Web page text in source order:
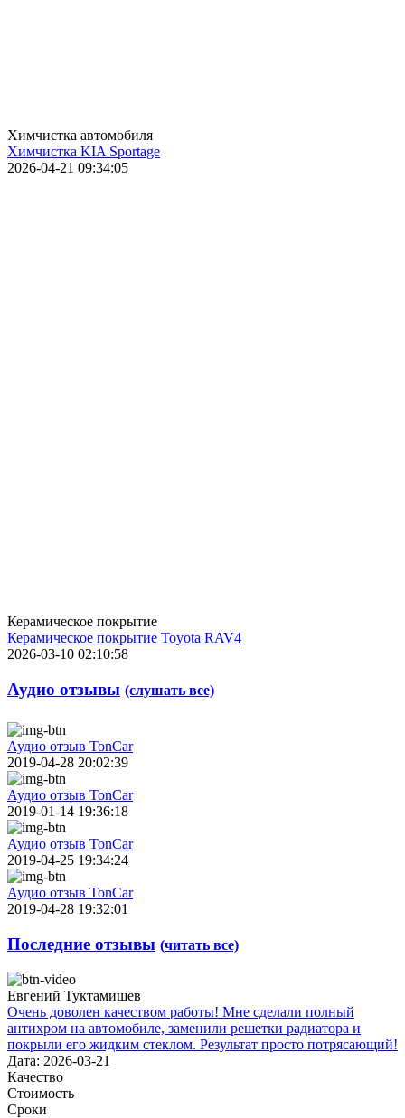
Химчистка автомобиля
Химчистка KIA Sportage
2026-04-21 09:34:05
Керамическое покрытие
Керамическое покрытие Toyota RAV4
2026-03-10 02:10:58
Аудио отзывы (слушать все)
Аудио отзыв TonCar
2019-04-28 20:02:39
Аудио отзыв TonCar
2019-01-14 19:36:18
Аудио отзыв TonCar
2019-04-25 19:34:24
Аудио отзыв TonCar
2019-04-28 19:32:01
Последние отзывы (читать все)
Евгений Туктамишев
Очень доволен качеством работы! Мне сделали полный
антихром на автомобиле, заменили решетки радиатора и
покрыли его жидким стеклом. Результат просто потрясающий!
Дата: 2026-03-21
Качество
Стоимость
Сроки